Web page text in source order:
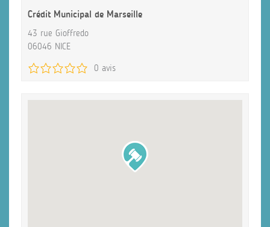
Crédit Municipal de Marseille
43 rue Gioffredo
06046 NICE
0 avis